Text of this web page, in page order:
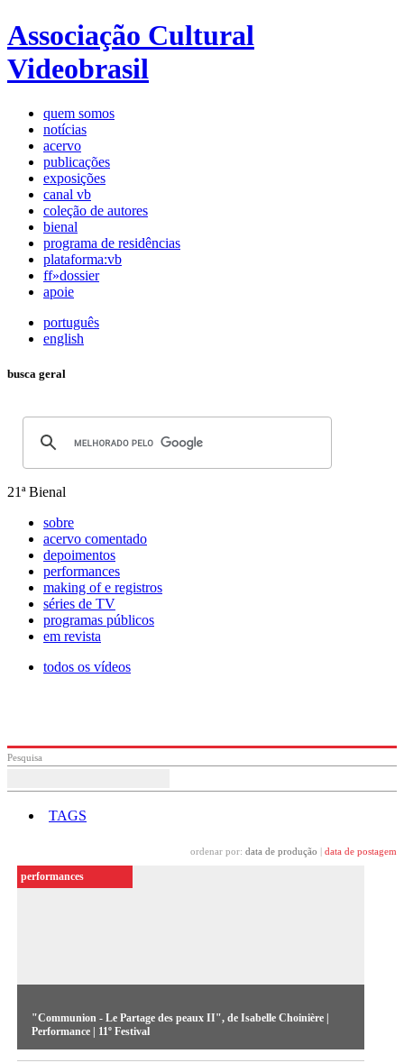
Associação Cultural
Videobrasil
quem somos
notícias
acervo
publicações
exposições
canal vb
coleção de autores
bienal
programa de residências
plataforma:vb
ff»dossier
apoie
português
english
busca geral
21ª Bienal
sobre
acervo comentado
depoimentos
performances
making of e registros
séries de TV
programas públicos
em revista
todos os vídeos
Pesquisa
TAGS
ordenar por: data de produção data de postagem
"Communion - Le Partage des peaux II", de Isabelle Choinière |
Performance | 11º Festival
performances